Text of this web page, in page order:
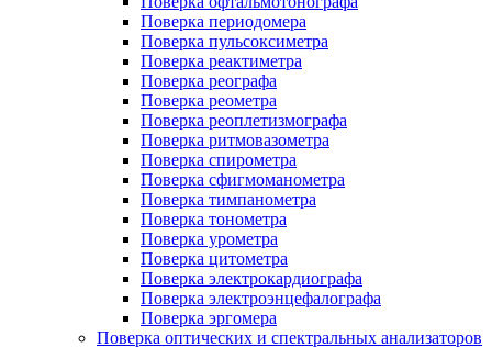
Поверка периодомера
Поверка пульсоксиметра
Поверка реактиметра
Поверка реографа
Поверка реометра
Поверка реоплетизмографа
Поверка ритмовазометра
Поверка спирометра
Поверка сфигмоманометра
Поверка тимпанометра
Поверка тонометра
Поверка урометра
Поверка цитометра
Поверка электрокардиографа
Поверка электроэнцефалографа
Поверка эргомера
Поверка оптических и спектральных анализаторов